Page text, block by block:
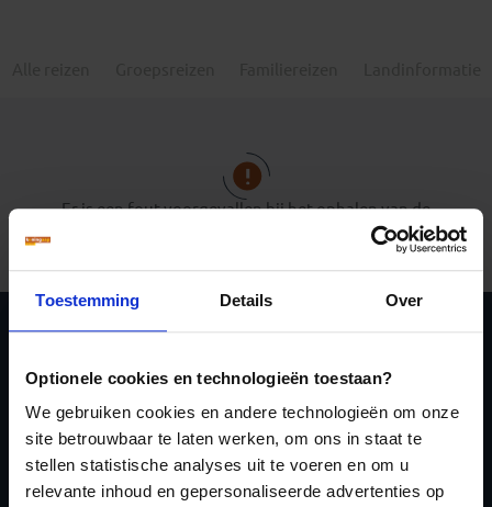
Toestemming Details Over
Optionele cookies en technologieën toestaan?
We gebruiken cookies en andere technologieën om onze
site betrouwbaar te laten werken, om ons in staat te
stellen statistische analyses uit te voeren en om u
relevante inhoud en gepersonaliseerde advertenties op
Er is een fout voorgevallen bij het ophalen van de
voor de wekelijkse
nieuwsbrief